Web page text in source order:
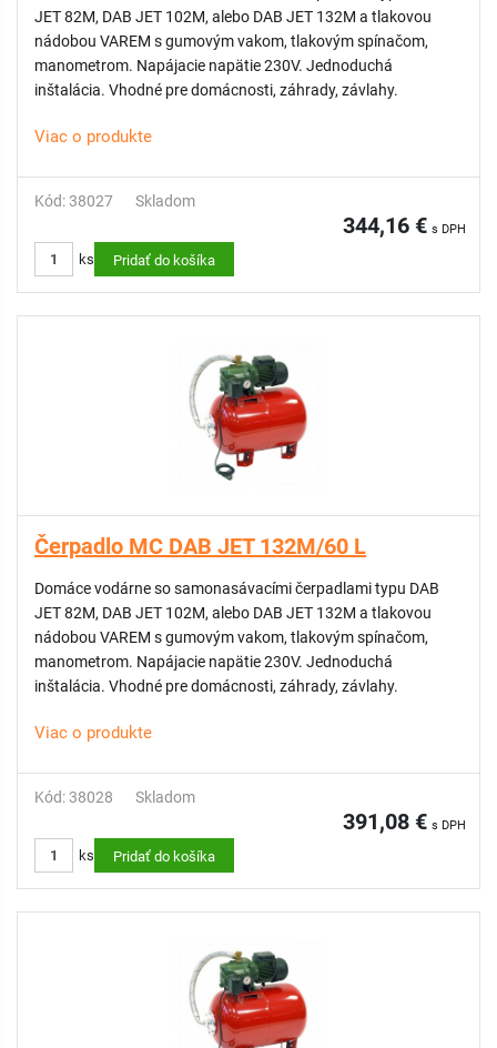
JET 82M, DAB JET 102M, alebo DAB JET 132M a tlakovou
nádobou VAREM s gumovým vakom, tlakovým spínačom,
manometrom. Napájacie napätie 230V. Jednoduchá
inštalácia. Vhodné pre domácnosti, záhrady, závlahy.
Viac o produkte
Kód: 38027 Skladom
344,16 € s DPH
ks Pridať do košíka
Čerpadlo MC DAB JET 132M/60 L
Domáce vodárne so samonasávacími čerpadlami typu DAB
JET 82M, DAB JET 102M, alebo DAB JET 132M a tlakovou
nádobou VAREM s gumovým vakom, tlakovým spínačom,
manometrom. Napájacie napätie 230V. Jednoduchá
inštalácia. Vhodné pre domácnosti, záhrady, závlahy.
Viac o produkte
Kód: 38028 Skladom
391,08 € s DPH
ks Pridať do košíka